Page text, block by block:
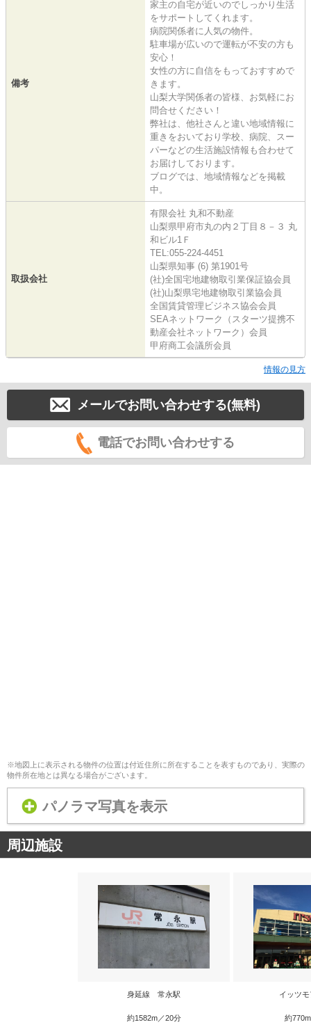
備考
家主の自宅が近いのでしっかり生活
をサポートしてくれます。
病院関係者に人気の物件。
駐車場が広いので運転が不安の方も
安心！
女性の方に自信をもっておすすめで
きます。
山梨大学関係者の皆様、お気軽にお
問合せください！
弊社は、他社さんと違い地域情報に
重きをおいており学校、病院、スー
パーなどの生活施設情報も合わせて
お届けしております。
ブログでは、地域情報などを掲載
中。
取扱会社
有限会社 丸和不動産
山梨県甲府市丸の内２丁目８－３ 丸
和ビル1Ｆ
TEL:055-224-4451
山梨県知事 (6) 第1901号
(社)全国宅地建物取引業保証協会員
(社)山梨県宅地建物取引業協会員
全国賃貸管理ビジネス協会会員
SEAネットワーク（スターツ提携不
動産会社ネットワーク）会員
甲府商工会議所会員
情報の見方
メールでお問い合わせする(無料)
電話でお問い合わせする
※地図上に表示される物件の位置は付近住所に所在することを表すものであり、実際の
物件所在地とは異なる場合がございます。
パノラマ写真を表示
周辺施設
身延線 常永駅
約1582m／20分
イッツ
約